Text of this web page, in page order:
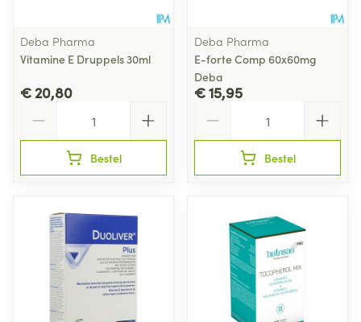
Deba Pharma
Vitamine E Druppels 30ml
€ 20,80
Bestel
Deba Pharma
E-forte Comp 60x60mg
Deba
€ 15,95
Bestel